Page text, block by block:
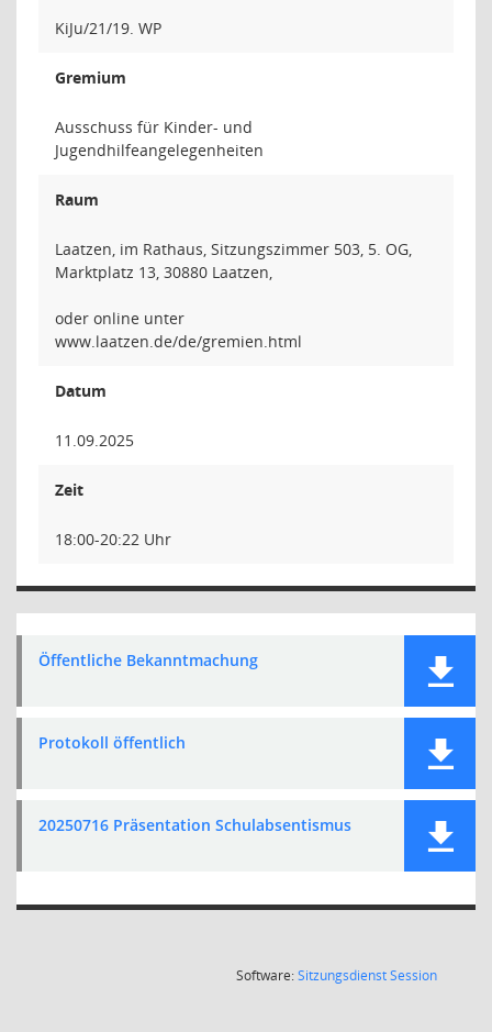
KiJu/21/19. WP
Gremium
Ausschuss für Kinder- und
Jugendhilfeangelegenheiten
Raum
Laatzen, im Rathaus, Sitzungszimmer 503, 5. OG,
Marktplatz 13, 30880 Laatzen,
oder online unter
www.laatzen.de/de/gremien.html
Datum
11.09.2025
Zeit
18:00-20:22 Uhr
Öffentliche Bekanntmachung
Protokoll öffentlich
20250716 Präsentation Schulabsentismus
Software:SitzungsdienstSession(Wird in